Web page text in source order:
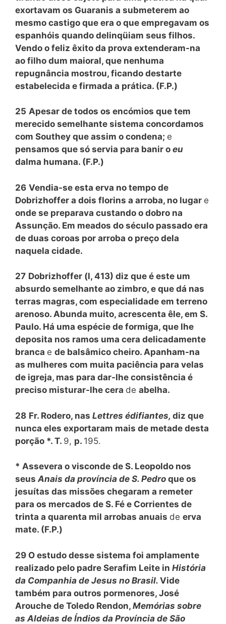
exortavam os Guaranis a submeterem ao
mesmo castigo que era o que empregavam os
espanhóis quando delinqüiam seus filhos.
Vendo o feliz êxito da prova extenderam-na
ao filho dum maioral, que nenhuma
repugnância mostrou, ficando destarte
estabelecida e firmada a prática. (F.P.)
25 Apesar de todos os encómios que tem
merecido semelhante sistema concordamos
com Southey que assim o condena; e
pensamos que só servia para banir o eu
dalma humana. (F.P.)
26 Vendia-se esta erva no tempo de
Dobrizhoffer a dois florins a arroba, no lugar e
onde se preparava custando o dobro na
Assunção. Em meados do século passado era
de duas coroas por arroba o preço dela
naquela cidade.
27 Dobrizhoffer (l, 413) diz que é este um
absurdo semelhante ao zimbro, e que dá nas
terras magras, com especialidade em terreno
arenoso. Abunda muito, acrescenta êle, em S.
Paulo. Há uma espécie de formiga, que lhe
deposita nos ramos uma cera delicadamente
branca e de balsâmico cheiro. Apanham-na
as mulheres com muita paciência para velas
de igreja, mas para dar-lhe consistência é
preciso misturar-lhe cera de abelha.
28 Fr. Rodero, nas Lettres édifiantes, diz que
nunca eles exportaram mais de metade desta
porção *. T. 9, p. 195.
* Assevera o visconde de S. Leopoldo nos
seusAnais da província de S. Pedro que os
jesuítas das missões chegaram a remeter
para os mercados de S. Fé e Corrientes de
trinta a quarenta mil arrobas anuais de erva
mate. (F.P.)
29 O estudo desse sistema foi amplamente
realizado pelo padre Serafim Leite in História
da Companhia de Jesus no Brasil. Vide
também para outros pormenores, José
Arouche de Toledo Rendon, Memórias sobre
as Aldeias de Índios da Província de São